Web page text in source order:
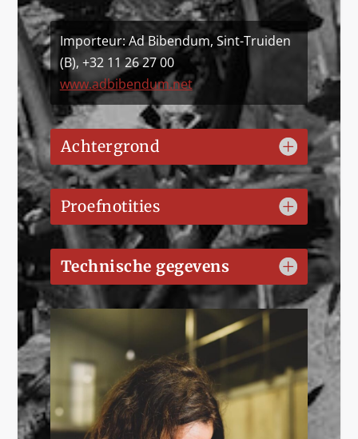
Importeur: Ad Bibendum, Sint-Truiden
(B), +32 11 26 27 00
www.adbibendum.net
Achtergrond
Proefnotities
Technische gegevens